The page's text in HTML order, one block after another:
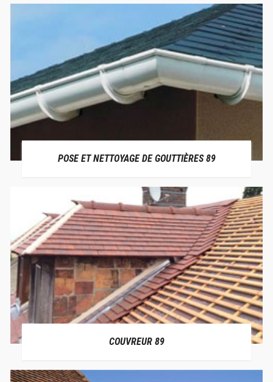
POSE ET NETTOYAGE DE GOUTTIÈRES 89
COUVREUR 89